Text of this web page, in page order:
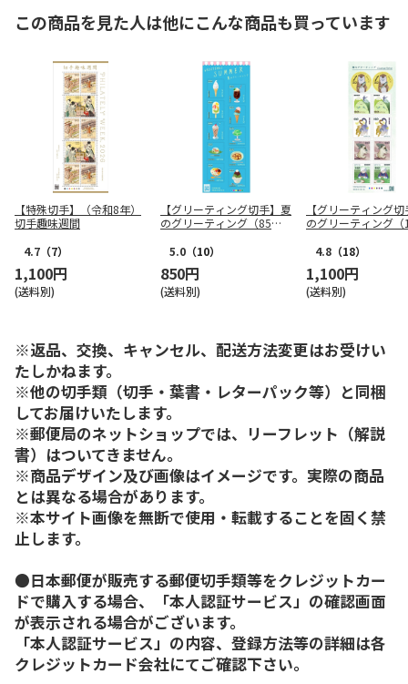
この商品を見た人は他にこんな商品も買っています
【特殊切手】（令和8年）
切手趣味週間
4.7 （7）
1,100円
(送料別)
【グリーティング切手】夏
のグリーティング（85
5.0 （10）
850円
(送料別)
【グリーティング
のグリーティング（
4.8 （18）
1,100円
(送料別)
※返品、交換、キャンセル、配送方法変更はお受けい
たしかねます。
※他の切手類（切手・葉書・レターパック等）と同梱
してお届けいたします。
※郵便局のネットショップでは、リーフレット（解説
書）はついてきません。
※商品デザイン及び画像はイメージです。実際の商品
とは異なる場合があります。
※本サイト画像を無断で使用・転載することを固く禁
止します。
●日本郵便が販売する郵便切手類等をクレジットカー
ドで購入する場合、「本人認証サービス」の確認画面
が表示される場合がございます。
「本人認証サービス」の内容、登録方法等の詳細は各
クレジットカード会社にてご確認下さい。